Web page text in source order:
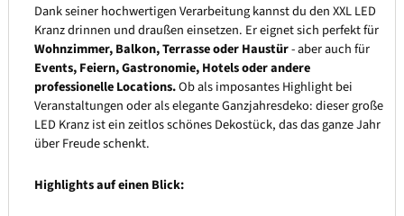
Dank seiner hochwertigen Verarbeitung kannst du den XXL LED
Kranz drinnen und draußen einsetzen. Er eignet sich perfekt für
Wohnzimmer, Balkon, Terrasse oder Haustür- aber auch für
Events, Feiern, Gastronomie, Hotels oder andere
professionelle Locations.Ob als imposantes Highlight bei
Veranstaltungen oder als elegante Ganzjahresdeko: dieser große
LED Kranz ist ein zeitlos schönes Dekostück, das das ganze Jahr
über Freude schenkt.
Highlights auf einen Blick: